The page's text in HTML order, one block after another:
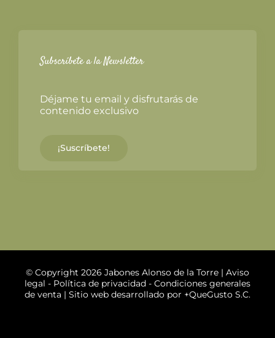
Subscríbete a la Newsletter
Déjame tu email y disfrutarás de
contenido exclusivo
¡Suscríbete!
© Copyright 2026 Jabones Alonso de la Torre | Aviso
legal - Política de privacidad - Condiciones generales
de venta | Sitio web desarrollado por +QueGusto S.C.